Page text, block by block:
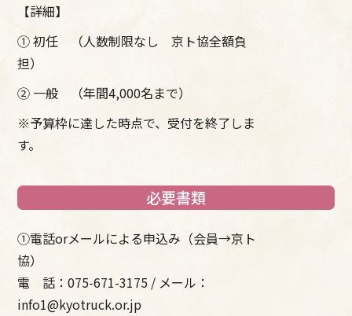
【詳細】
① 初任 （人数制限なし 京ト協全額負
担）
② 一般 （年間4,000名まで）
※予算枠に達した時点で、受付を終了しま
す。
必要書類
①電話orメールによる申込み（会員→京ト
協）
電 話：075-671-3175 / メール：
info1@kyotruck.or.jp